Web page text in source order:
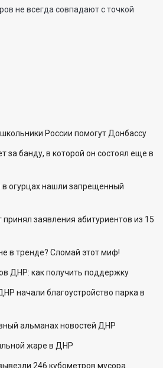
не всегда совпадают с точкой
России помогут Донбассу
банду, в которой он состоял еще в
в огурцах нашли запрещенный
заявления абитуриентов из 15
в тренде? Сломай этот миф!
ДНР: как получить поддержку
начали благоустройство парка в
альманах новостей ДНР
жаре в ДНР
246 кубометров мусора